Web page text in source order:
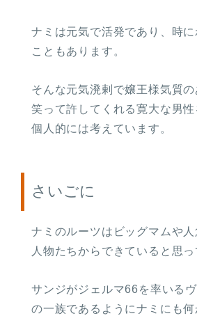
ナミは元気で活発であり、時
こともあります。
そんな元気溌剌で嬢王様気質
笑って許してくれる寛大な男性
個人的には考えています。
さいごに
ナミのルーツはビッグマムや
人物たちからできていると思っ
サンジがジェルマ66を率いる
の一族であるようにナミにも